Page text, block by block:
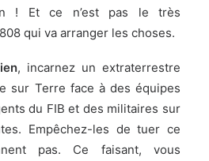
! Et ce n’est pas le très
qui va arranger les choses.
, incarnez un extraterrestre
sur Terre face à des équipes
du FIB et des militaires sur
Empêchez-les de tuer ce
pas. Ce faisant, vous